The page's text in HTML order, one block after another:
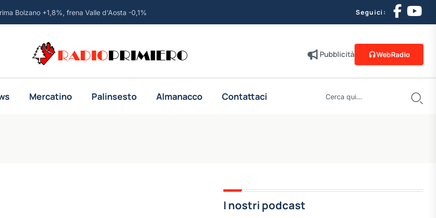
Bolzano +1,8%, frena Valle d'Aosta -0,1%
vicino alla capitale
Seguici:
RADIOPRIMIERO Pubblicità WebRadio
Mercatino Palinsesto Almanacco Contattaci
I nostri podcast